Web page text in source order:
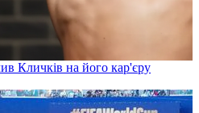
Кличків на його кар'єру